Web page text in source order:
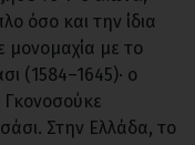
όσο και την ίδια
μονομαχία με το
(1584–1645)· ο
Γκονοσούκε
Στην Ελλάδα, το